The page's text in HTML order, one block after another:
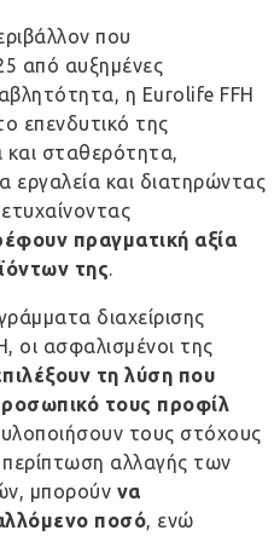
που
από αυξημένες
η Eurolife FFH
επενδυτικό της
και σταθερότητα,
εργαλεία και διατηρώντας
πραγματική αξία
της.
διαχείρισης
οι ασφαλισμένοι της
τη λύση που
τους προφίλ
τους στόχους
περίπτωση αλλαγής των
μπορούν να
ποσό, ενώ